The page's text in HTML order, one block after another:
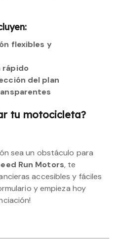
flexibles y
rápido
del plan
tu motocicleta?
sea un obstáculo para
Run Motors, te
accesibles y fáciles
y empieza hoy